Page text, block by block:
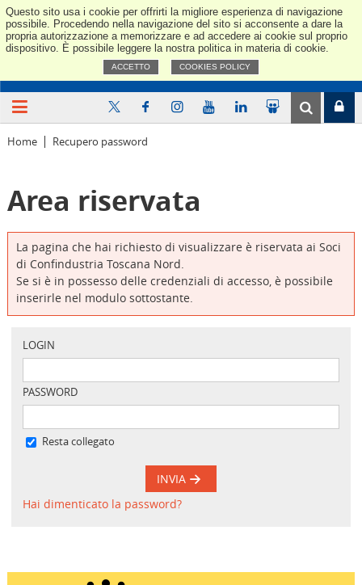
Questo sito usa i cookie per offrirti la migliore esperienza di navigazione
possibile. Procedendo nella navigazione del sito si acconsente a dare la
propria autorizzazione a memorizzare e ad accedere ai cookie sul proprio
dispositivo. È possibile leggere la nostra politica in materia di cookie.
ACCETTO COOKIES POLICY
Home Recupero password
Area riservata
La pagina che hai richiesto di visualizzare è riservata ai Soci
di Confindustria Toscana Nord.
Se si è in possesso delle credenziali di accesso, è possibile
inserirle nel modulo sottostante.
LOGIN
PASSWORD
Resta collegato
INVIA
Hai dimenticato la password?